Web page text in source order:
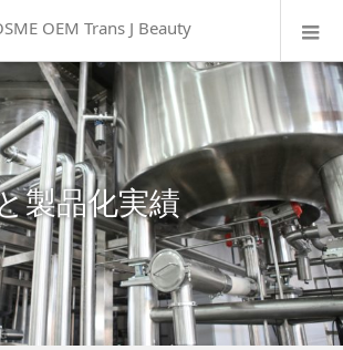
OEM Trans J Beauty
製品化実績